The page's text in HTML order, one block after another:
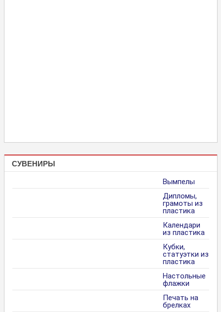
СУВЕНИРЫ
Вымпелы
Дипломы,
грамоты из
пластика
Календари
из пластика
Кубки,
статуэтки из
пластика
Настольные
флажки
Печать на
брелках